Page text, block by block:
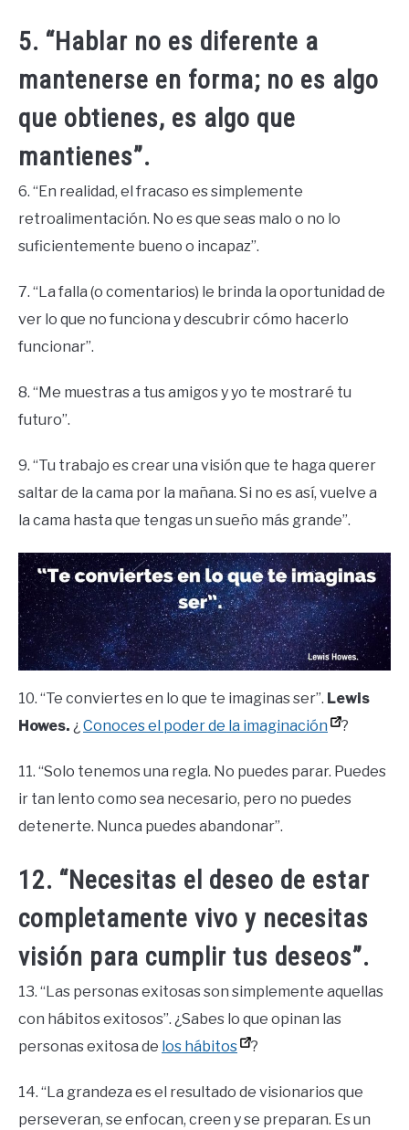
5. “Hablar no es diferente a
mantenerse en forma; no es algo
que obtienes, es algo que
mantienes”.
6. “En realidad, el fracaso es simplemente
retroalimentación. No es que seas malo o no lo
suficientemente bueno o incapaz”.
7. “La falla (o comentarios) le brinda la oportunidad de
ver lo que no funciona y descubrir cómo hacerlo
funcionar”.
8. “Me muestras a tus amigos y yo te mostraré tu
futuro”.
9. “Tu trabajo es crear una visión que te haga querer
saltar de la cama por la mañana. Si no es así, vuelve a
la cama hasta que tengas un sueño más grande”.
10. “Te conviertes en lo que te imaginas ser”. Lewis
Howes. ¿ Conoces el poder de la imaginación ?
11. “Solo tenemos una regla. No puedes parar. Puedes
ir tan lento como sea necesario, pero no puedes
detenerte. Nunca puedes abandonar”.
12. “Necesitas el deseo de estar
completamente vivo y necesitas
visión para cumplir tus deseos”.
13. “Las personas exitosas son simplemente aquellas
con hábitos exitosos”. ¿Sabes lo que opinan las
personas exitosa de los hábitos ?
14. “La grandeza es el resultado de visionarios que
perseveran, se enfocan, creen y se preparan. Es un